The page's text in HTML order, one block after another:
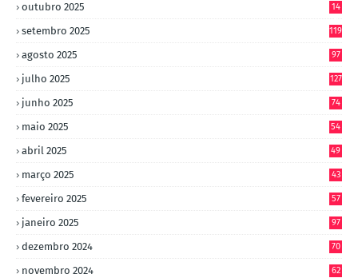
outubro 2025
14
setembro 2025 119
agosto 2025 97
julho 2025 127
junho 2025 74
maio 2025 54
abril 2025 49
março 2025 43
fevereiro 2025 57
janeiro 2025 97
dezembro 2024 70
novembro 2024 62